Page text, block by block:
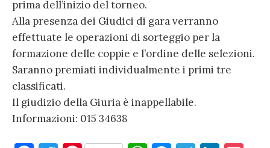
prima dell’inizio del torneo.
Alla presenza dei Giudici di gara verranno
effettuate le operazioni di sorteggio per la
formazione delle coppie e l’ordine delle selezioni.
Saranno premiati individualmente i primi tre
classificati.
Il giudizio della Giuria è inappellabile.
Informazioni: 015 34638